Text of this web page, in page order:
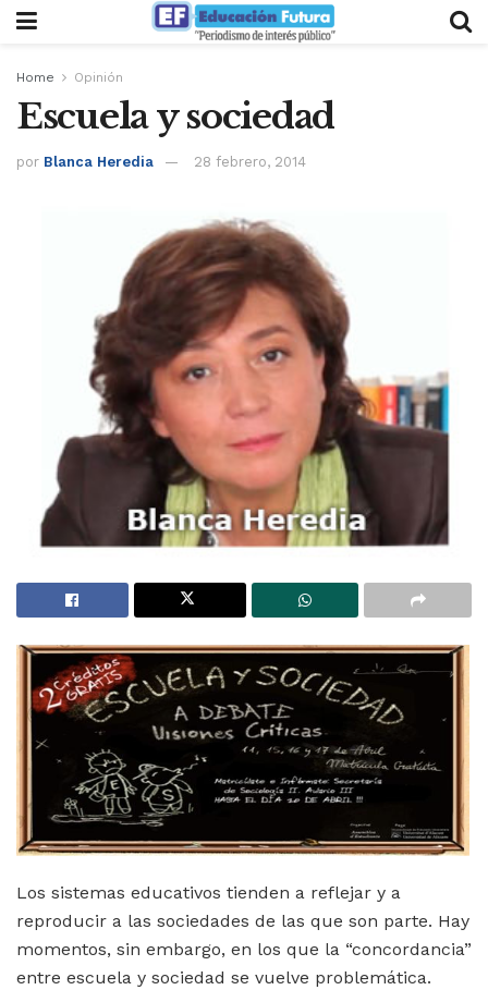
Home Opinión
Escuela y sociedad
por Blanca Heredia 28 febrero, 2014
Los sistemas educativos tienden a reflejar y a
reproducir a las sociedades de las que son parte. Hay
momentos, sin embargo, en los que la “concordancia”
entre escuela y sociedad se vuelve problemática.